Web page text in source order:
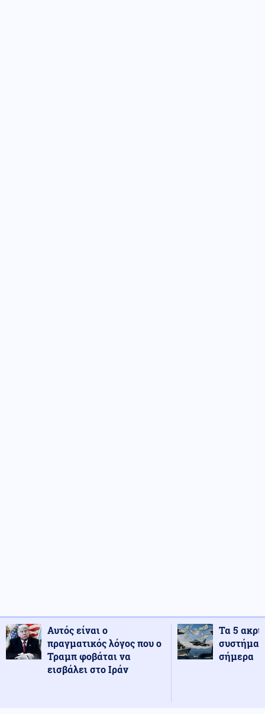
Αυτός είναι ο
πραγματικός λόγος που ο
Τραμπ φοβάται να
εισβάλει στο Ιράν
Τα 5
σήμερα